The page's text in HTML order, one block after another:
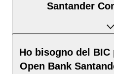
Santander
elementi:
Ho bisogno del
Open Bank